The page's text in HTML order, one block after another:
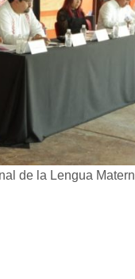
de la Lengua Materna.